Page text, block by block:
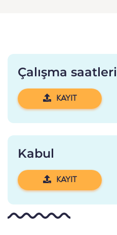
Çalışma saatleri
KAYIT
Kabul
KAYIT